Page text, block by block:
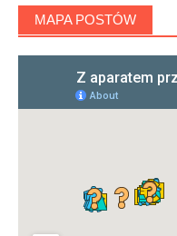
MAPA POSTÓW